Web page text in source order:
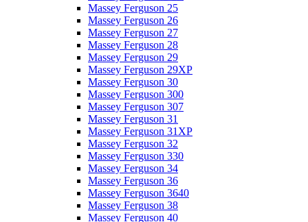
Massey Ferguson 25
Massey Ferguson 26
Massey Ferguson 27
Massey Ferguson 28
Massey Ferguson 29
Massey Ferguson 29XP
Massey Ferguson 30
Massey Ferguson 300
Massey Ferguson 307
Massey Ferguson 31
Massey Ferguson 31XP
Massey Ferguson 32
Massey Ferguson 330
Massey Ferguson 34
Massey Ferguson 36
Massey Ferguson 3640
Massey Ferguson 38
Massey Ferguson 40